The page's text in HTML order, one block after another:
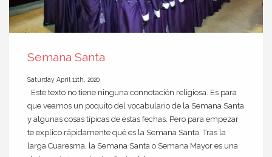
Semana Santa
Saturday April 11th, 2020
Este texto no tiene ninguna connotación religiosa. Es para
que veamos un poquito del vocabulario de la Semana Santa
y algunas cosas típicas de estas fechas. Pero para empezar
te explico rápidamente qué es la Semana Santa. Tras la
larga Cuaresma, la Semana Santa o Semana Mayor es una